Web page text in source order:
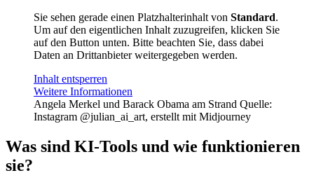
Sie sehen gerade einen Platzhalterinhalt von Standard.
Um auf den eigentlichen Inhalt zuzugreifen, klicken Sie
auf den Button unten. Bitte beachten Sie, dass dabei
Daten an Drittanbieter weitergegeben werden.
Inhalt entsperren
Weitere Informationen
Angela Merkel und Barack Obama am Strand Quelle:
Instagram @julian_ai_art, erstellt mit Midjourney
Was sind KI-Tools und wie funktionieren
sie?